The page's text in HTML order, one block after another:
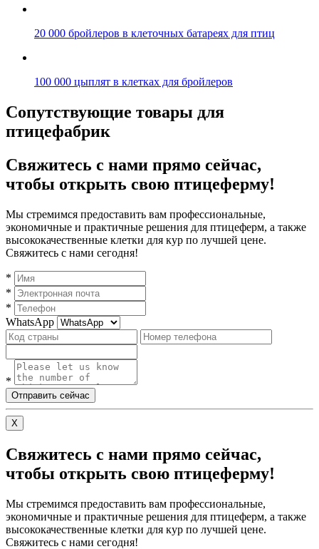
20 000 бройлеров в клеточных батареях для птиц
100 000 цыплят в клетках для бройлеров
Сопутствующие товары для
птицефабрик
Свяжитесь с нами прямо сейчас,
чтобы открыть свою птицеферму!
Мы стремимся предоставить вам профессиональные,
экономичные и практичные решения для птицеферм, а также
высококачественные клетки для кур по лучшей цене.
Свяжитесь с нами сегодня!
*
*
*
WhatsApp
*
Отправить сейчас
X
Свяжитесь с нами прямо сейчас,
чтобы открыть свою птицеферму!
Мы стремимся предоставить вам профессиональные,
экономичные и практичные решения для птицеферм, а также
высококачественные клетки для кур по лучшей цене.
Свяжитесь с нами сегодня!